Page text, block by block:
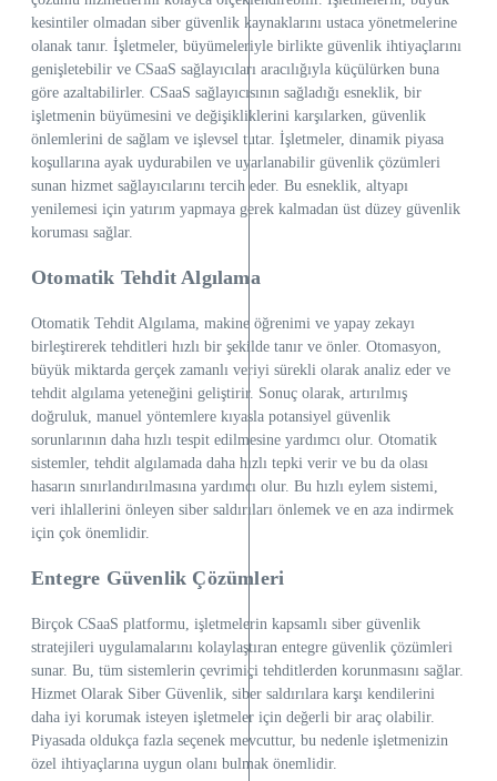
kesintiler olmadan siber güvenlik kaynaklarını ustaca yönetmelerine
olanak tanır. İşletmeler, büyümeleriyle birlikte güvenlik ihtiyaçlarını
genişletebilir ve CSaaS sağlayıcıları aracılığıyla küçülürken buna
göre azaltabilirler. CSaaS sağlayıcısının sağladığı esneklik, bir
işletmenin büyümesini ve değişikliklerini karşılarken, güvenlik
önlemlerini de sağlam ve işlevsel tutar. İşletmeler, dinamik piyasa
koşullarına ayak uydurabilen ve uyarlanabilir güvenlik çözümleri
sunan hizmet sağlayıcılarını tercih eder. Bu esneklik, altyapı
yenilemesi için yatırım yapmaya gerek kalmadan üst düzey güvenlik
koruması sağlar.
Otomatik Tehdit Algılama
Otomatik Tehdit Algılama, makine öğrenimi ve yapay zekayı
birleştirerek tehditleri hızlı bir şekilde tanır ve önler. Otomasyon,
büyük miktarda gerçek zamanlı veriyi sürekli olarak analiz eder ve
tehdit algılama yeteneğini geliştirir. Sonuç olarak, artırılmış
doğruluk, manuel yöntemlere kıyasla potansiyel güvenlik
sorunlarının daha hızlı tespit edilmesine yardımcı olur. Otomatik
sistemler, tehdit algılamada daha hızlı tepki verir ve bu da olası
hasarın sınırlandırılmasına yardımcı olur. Bu hızlı eylem sistemi,
veri ihlallerini önleyen siber saldırıları önlemek ve en aza indirmek
için çok önemlidir.
Entegre Güvenlik Çözümleri
Birçok CSaaS platformu, işletmelerin kapsamlı siber güvenlik
stratejileri uygulamalarını kolaylaştıran entegre güvenlik çözümleri
sunar. Bu, tüm sistemlerin çevrimiçi tehditlerden korunmasını sağlar.
Hizmet Olarak Siber Güvenlik, siber saldırılara karşı kendilerini
daha iyi korumak isteyen işletmeler için değerli bir araç olabilir.
Piyasada oldukça fazla seçenek mevcuttur, bu nedenle işletmenizin
özel ihtiyaçlarına uygun olanı bulmak önemlidir.